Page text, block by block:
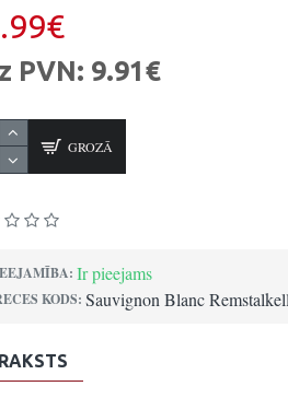
Ir pieejams
KODS: Sauvignon Blanc
PVN: 9.91€
GROZĀ